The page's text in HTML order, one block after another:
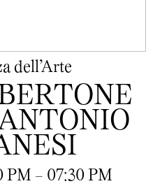
dell’Arte
PM - 07:30 PM